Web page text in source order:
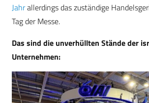
Jahrallerdings das zuständige
Tag der Messe.
Das sind die unverhüllten Stände der
Unternehmen: